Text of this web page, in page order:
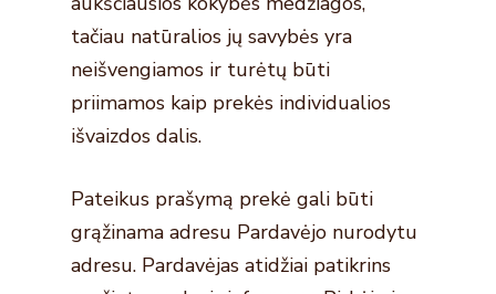
tačiau natūralios jų savybės yra
neišvengiamos ir turėtų būti
priimamos kaip prekės individualios
išvaizdos dalis.
Pateikus prašymą prekė gali būti
grąžinama adresu Pardavėjo nurodytu
adresu. Pardavėjas atidžiai patikrins